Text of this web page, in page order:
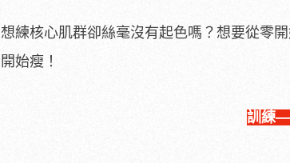
想練核心肌群卻絲毫沒有起色嗎？想要從零
開始瘦！
訓練—